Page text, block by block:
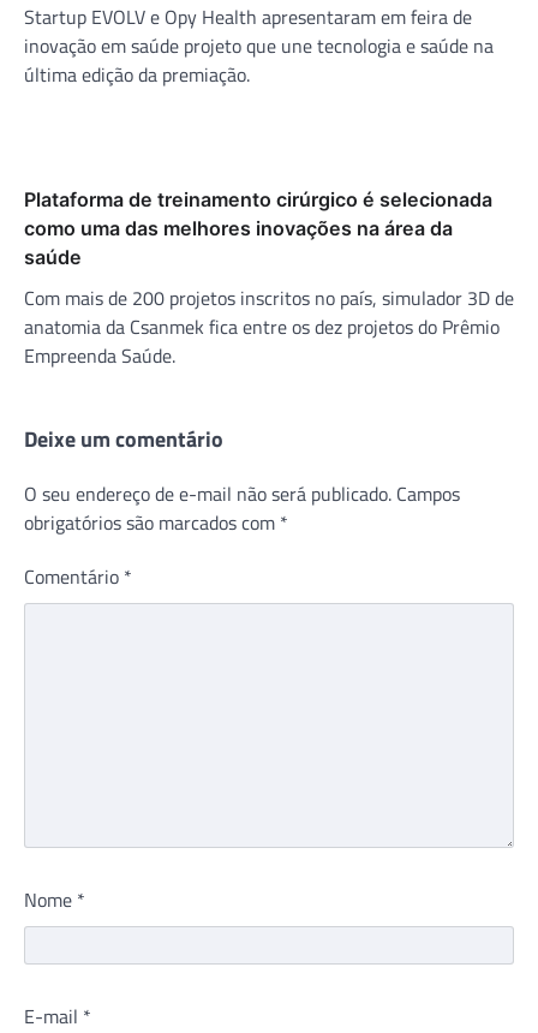
Startup EVOLV e Opy Health apresentaram em feira de
inovação em saúde projeto que une tecnologia e saúde na
última edição da premiação.
Plataforma de treinamento cirúrgico é selecionada
como uma das melhores inovações na área da
saúde
Com mais de 200 projetos inscritos no país, simulador 3D de
anatomia da Csanmek fica entre os dez projetos do Prêmio
Empreenda Saúde.
Deixe um comentário
O seu endereço de e-mail não será publicado. Campos
obrigatórios são marcados com *
Comentário *
Nome *
E-mail *